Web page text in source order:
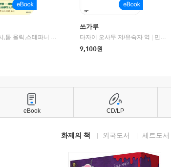
제이미 러시,톰 올릭,스테파니 플랜더스 편저/임경은 역/박정호 감수 |
교보문고
쓰가루
다자이 오사무 저/유숙자 역
민음사
9,100원
화제의 책 외국도서 세트도서
eBook CD/LP